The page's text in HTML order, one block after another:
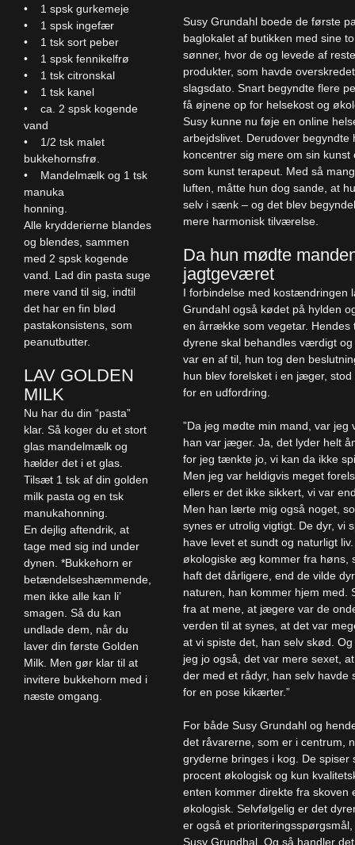
• 1 spsk gurkemeje
• 1 spsk ingefær
• 1 tsk sort peber
• 1 spsk fennikelfrø
• 1 tsk citronskal
• 1 tsk kanel
• ca. 2 spsk kogende
vand
• 1/2 tsk malet
bukkehornsfrø.
• Mandelmælk og 1 tsk
manuka
honning.
Alle krydderierne blandes
og blendes, sammen
med 2 spsk kogende
vand. Lad din pasta suge
mere vand til sig, indtil
det har en fin blød
pastakonsistens, som
peanutbutter.
LAV GOLDEN
MILK
Nu har du din “pasta”
klar. Så koger du et stort
glas mandelmælk og
hælder det i et glas.
Tilsæt 1 tsk af din golden
milk pasta og en tsk
manukahonning.
En dejlig aftendrik, at
tage med sig ind under
dynen. *Bukkehorn er
betændelseshæmmende,
men ikke alle kan li’
smagen. Så du kan
undlade dem, når du
laver din første Golden
Milk. Men gør klar til at
invitere bukkehorn med i
næste omgang.
Susy Grundahl boede de første
baglokalet af butikken med sine
sønner, hvor de og levede af
produkter, som havde
slagsdato. Snart begyndte flere
få øjnene op for helsekost og
Susy kunne nu føje en online
arbejdslivet. Derudover begyndte
koncentrer sig mere om sin kunst
som kunst terapeut. Med så
luften, måtte hun dog sande, at
selv i sænk – og det blev
mere harmonisk tilværelse.
Da hun mødte
jagtgeværet
I forbindelse med kostændringen
Grundahl også kødet på hylden
en årrække som vegetar. Hendes
dyrene skal behandles værdigt og
var en af til, hun tog den
hun blev forelsket i en jæger, stod
for en udfordring.
”Da jeg mødte min mand, var jeg
han var jæger. Ja, det lyder helt
for jeg tænkte jo, vi kan da ikke
Men jeg var heldigvis meget
ellers er det ikke sikkert, vi var
Men han lærte mig også noget,
synes er utrolig vigtigt. De dyr, vi
have levet et sundt og naturligt
økologiske æg kommer fra høns,
haft det dårligere, end de vilde
naturen, han kommer hjem med.
fra at mene, at jægere var de
verden til at synes, at det var
at vi spiste det, han selv skød.
jeg jo også, det var mere sexet,
der med et rådyr, han selv havde
for en pose kikærter.”
For både Susy Grundahl og
det råvarerne, som er i centrum,
gryderne bringes i kog. De spiser
procent økologisk og kun
enten kommer direkte fra skoven
økologisk. Selvfølgelig er det
er også et
Susy Grundhal. Og så handler